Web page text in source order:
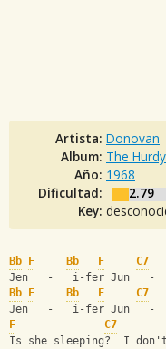
Artista: Donovan
Album: The
Año: 1968
Dificultad:
2.79
Key:
Bb F Bb F
C7
Jen   -   i-fer Jun   -
Bb
F Bb F
C7
Jen   -   i-fer Jun   -
F
C7
Is she sleeping?  I